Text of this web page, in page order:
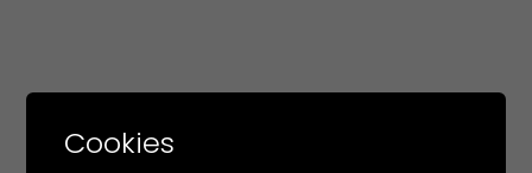
Il tuo carrello è vuoto.
Cookies